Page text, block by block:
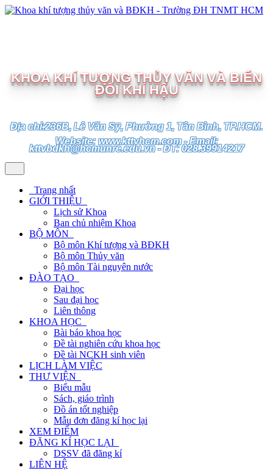
KHOA KHÍ TƯỢNG THỦY VĂN VÀ BIẾN
ĐỔI KHÍ HẬU
Địa chỉ:236B, Lê Văn Sỹ, Phường 1, Tân Bình, TP.HCM.
Website: www.kttvhcm.com - Email:
kttvbdkh@hcmunre.edu.vn - ĐT: 028.39914217
Trang nhất
GIỚI THIỆU
Lịch sử Khoa
Ban chủ nhiệm Khoa
BỘ MÔN
Bộ môn Khí tượng và BĐKH
Bộ môn Thủy văn
Bộ môn Tài nguyên nước
ĐÀO TẠO
Đại học
Sau đại học
Liên thông
KHOA HỌC
Bài báo khoa học
Đề tài nghiên cứu khoa học
Đề tài NCKH sinh viên
LỊCH LÀM VIỆC
THƯ VIỆN
Biểu mẫu
Sách, giáo trình
Đồ án tốt nghiệp
Mẫu đơn đăng kí học lại
XEM ĐIỂM
ĐĂNG KÍ HỌC LẠI
DSSV đã đăng kí
LIÊN HỆ